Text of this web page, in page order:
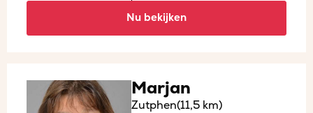
Nu bekijken
Marjan
Zutphen(11,5 km)